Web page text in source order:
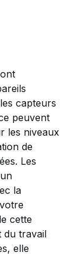
capteurs
peuvent
les niveaux
de
Les
la
cette
du travail
elle